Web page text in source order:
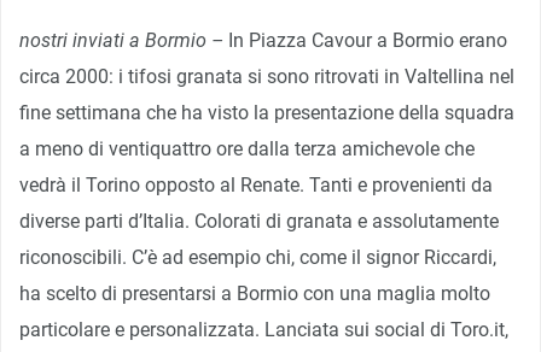
nostri inviati a Bormio – In Piazza Cavour a Bormio erano
circa 2000: i tifosi granata si sono ritrovati in Valtellina nel
fine settimana che ha visto la presentazione della squadra
a meno di ventiquattro ore dalla terza amichevole che
vedrà il Torino opposto al Renate. Tanti e provenienti da
diverse parti d’Italia. Colorati di granata e assolutamente
riconoscibili. C’è ad esempio chi, come il signor Riccardi,
ha scelto di presentarsi a Bormio con una maglia molto
particolare e personalizzata. Lanciata sui social di Toro.it,